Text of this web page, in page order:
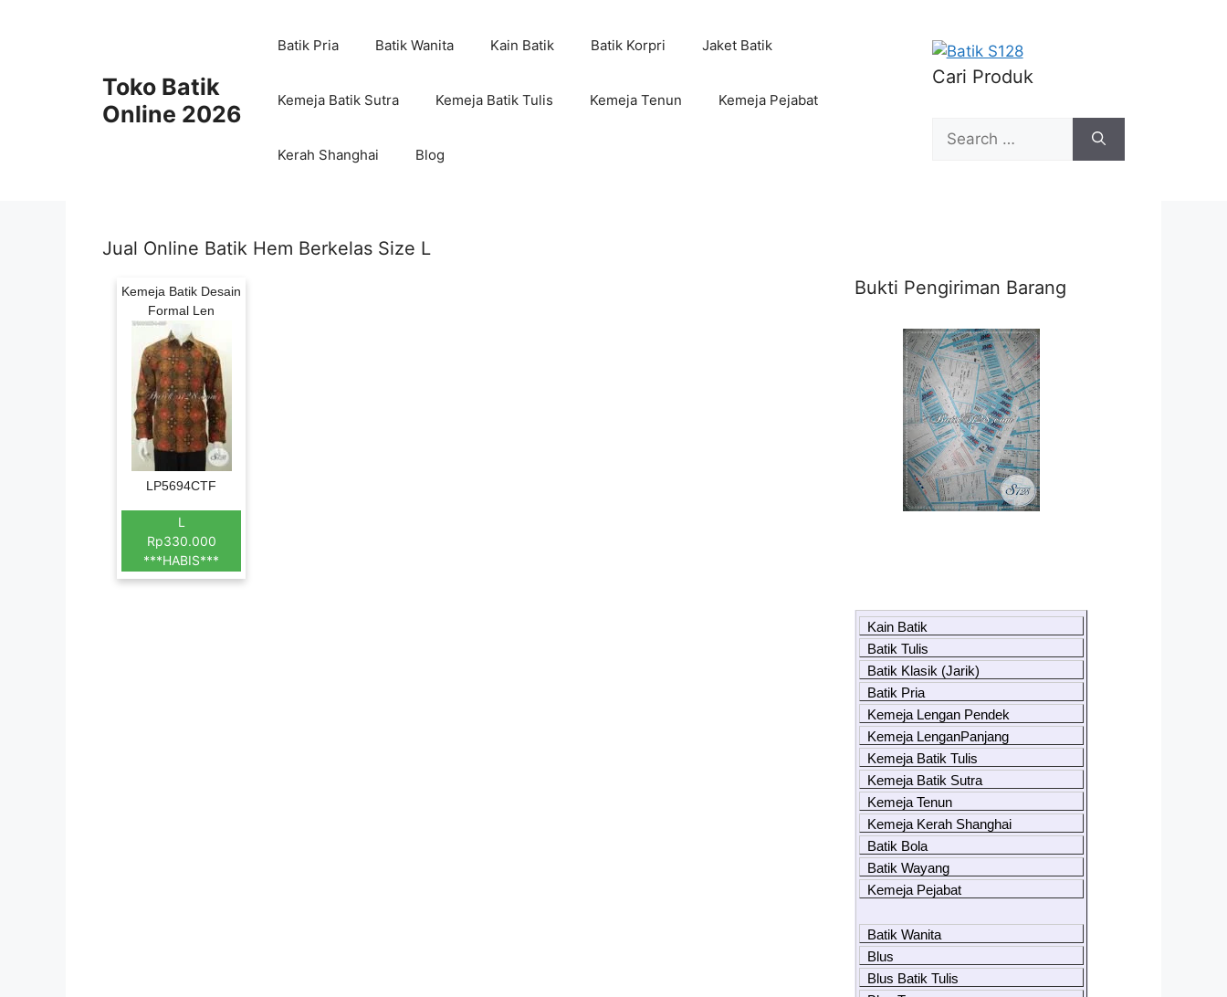
Toko Batik
Online 2026
Batik Pria Batik Wanita Kain Batik Batik Korpri Jaket Batik
Kemeja Batik Sutra Kemeja Batik Tulis Kemeja Tenun Kemeja Pejabat
Kerah Shanghai Blog
Cari Produk
Search
for:
Jual Online Batik Hem Berkelas Size L
Kemeja Batik Desain
Formal Len
LP5694CTF
L
Rp330.000
***HABIS***
Bukti Pengiriman Barang
Kain Batik
Batik Tulis
Batik Klasik (Jarik)
Batik Pria
Kemeja Lengan Pendek
Kemeja LenganPanjang
Kemeja Batik Tulis
Kemeja Batik Sutra
Kemeja Tenun
Kemeja Kerah Shanghai
Batik Bola
Batik Wayang
Kemeja Pejabat
Batik Wanita
Blus
Blus Batik Tulis